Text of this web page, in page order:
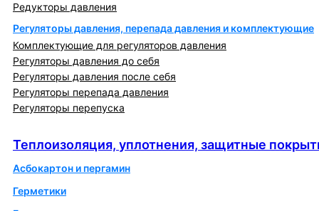
Редукторы давления
Регуляторы давления, перепада давления и комплектующие
Комплектующие для регуляторов давления
Регуляторы давления до себя
Регуляторы давления после себя
Регуляторы перепада давления
Регуляторы перепуска
Теплоизоляция, уплотнения, защитные
Асбокартон и пергамин
Герметики